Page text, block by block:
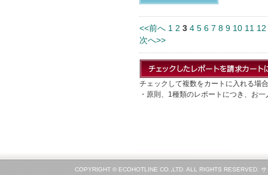
<<前へ 1 2 3 4 5 6 7 8 9 10 11 12
次へ>>
チェックして複数をカートに入れる場
・原則、1種類のレポートにつき、お
COPYRIGHT © ECOHOTLINE CO.,LTD. ALL RIGHTS RESERVED.